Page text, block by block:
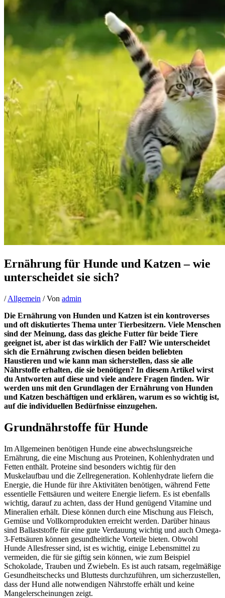
Ernährung für Hunde und Katzen – wie
unterscheidet sie sich?
/Allgemein / Von admin
Die Ernährung von Hunden und Katzen ist ein kontroverses
und oft diskutiertes Thema unter Tierbesitzern. Viele Menschen
sind der Meinung, dass das gleiche Futter für beide Tiere
geeignet ist, aber ist das wirklich der Fall? Wie unterscheidet
sich die Ernährung zwischen diesen beiden beliebten
Haustieren und wie kann man sicherstellen, dass sie alle
Nährstoffe erhalten, die sie benötigen? In diesem Artikel wirst
du Antworten auf diese und viele andere Fragen finden. Wir
werden uns mit den Grundlagen der Ernährung von Hunden
und Katzen beschäftigen und erklären, warum es so wichtig ist,
auf die individuellen Bedürfnisse einzugehen.
Grundnährstoffe für Hunde
Im Allgemeinen benötigen Hunde eine abwechslungsreiche
Ernährung, die eine Mischung aus Proteinen, Kohlenhydraten und
Fetten enthält. Proteine sind besonders wichtig für den
Muskelaufbau und die Zellregeneration. Kohlenhydrate liefern die
Energie, die Hunde für ihre Aktivitäten benötigen, während Fette
essentielle Fettsäuren und weitere Energie liefern. Es ist ebenfalls
wichtig, darauf zu achten, dass der Hund genügend Vitamine und
Mineralien erhält. Diese können durch eine Mischung aus Fleisch,
Gemüse und Vollkornprodukten erreicht werden. Darüber hinaus
sind Ballaststoffe für eine gute Verdauung wichtig und auch Omega-
3-Fettsäuren können gesundheitliche Vorteile bieten. Obwohl
Hunde Allesfresser sind, ist es wichtig, einige Lebensmittel zu
vermeiden, die für sie giftig sein können, wie zum Beispiel
Schokolade, Trauben und Zwiebeln. Es ist auch ratsam, regelmäßige
Gesundheitschecks und Bluttests durchzuführen, um sicherzustellen,
dass der Hund alle notwendigen Nährstoffe erhält und keine
Mangelerscheinungen zeigt.